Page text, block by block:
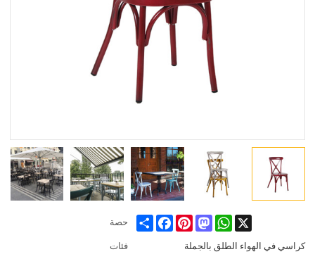
حصة Share
FacebookPinterest
Mastodon
WhatsApp X
فئات
كراسي في الهواء الطلق بالجملة